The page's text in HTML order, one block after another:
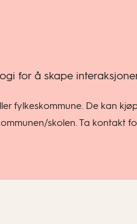
for å skape
fylkeskommune. De kan
skolen. Ta kontakt